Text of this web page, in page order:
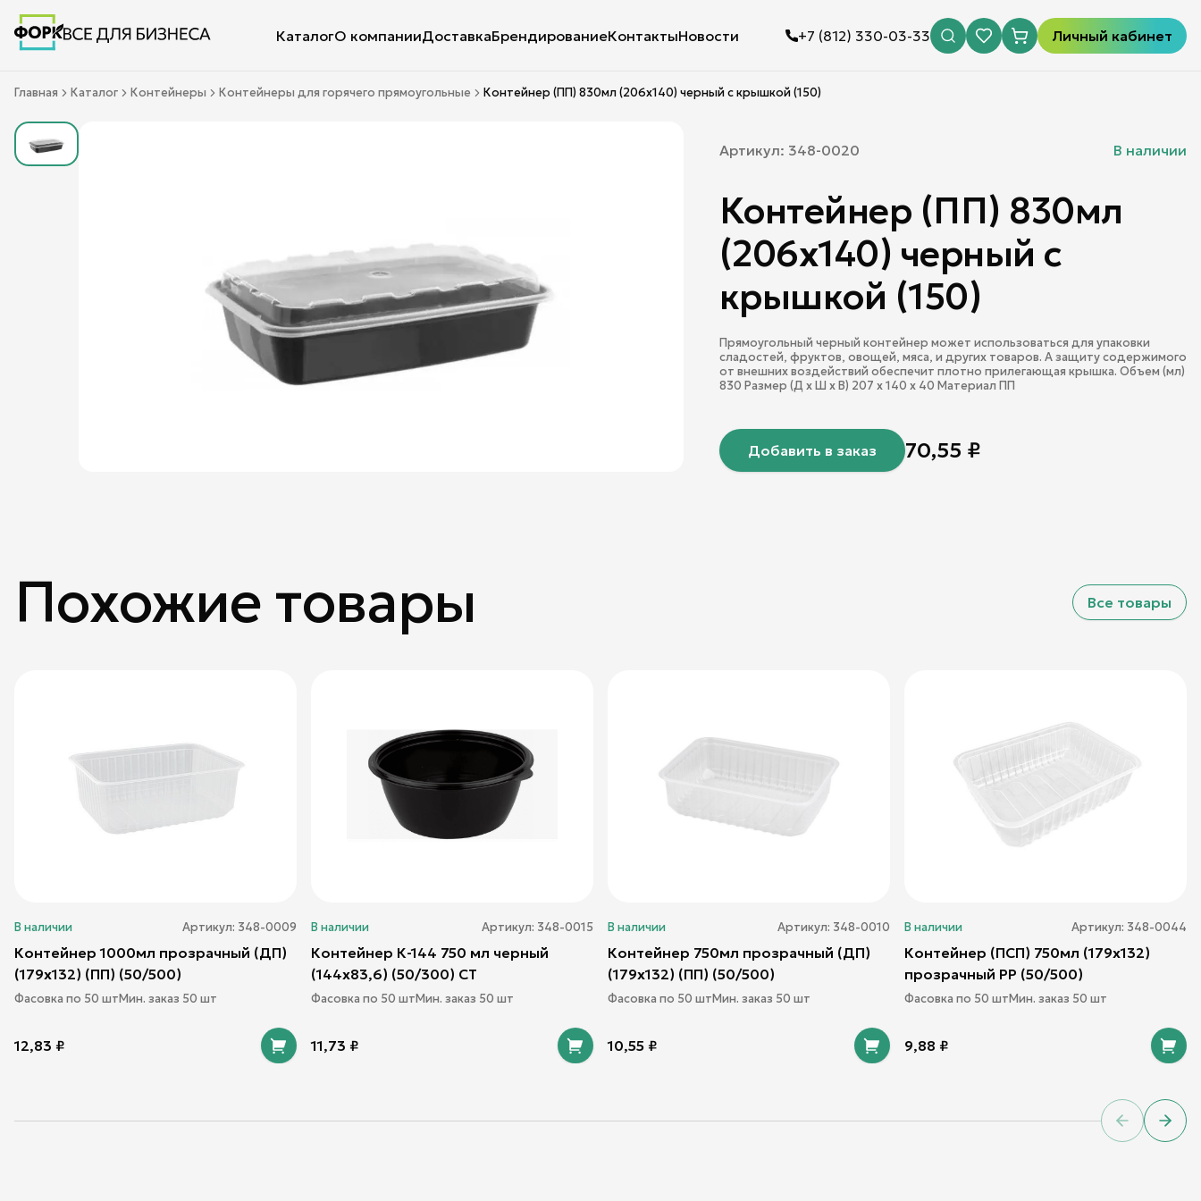
КаталогО компанииДоставкаБрендированиеКонтактыНовости +7 (812) 330-03-33 Личный кабинет
Главная Каталог Контейнеры Контейнеры для горячего прямоугольные Контейнер (ПП) 830мл (206х140) черный с крышкой (150)
Артикул: 348-0020 В наличии
Контейнер (ПП) 830мл
(206х140) черный с
крышкой (150)
Прямоугольный черный контейнер может использоваться для упаковки
сладостей, фруктов, овощей, мяса, и других товаров. А защиту содержимого
от внешних воздействий обеспечит плотно прилегающая крышка. Объем (мл)
830 Размер (Д х Ш х В) 207 x 140 x 40 Материал ПП
Добавить в заказ 70,55 ₽
Похожие товары Все товары
В наличии Артикул: 348-0009
Контейнер 1000мл прозрачный (ДП)
(179х132) (ПП) (50/500)
Фасовка по 50 штМин. заказ 50 шт
12,83 ₽
В наличии Артикул: 348-0015
Контейнер К-144 750 мл черный
(144х83,6) (50/300) СТ
Фасовка по 50 штМин. заказ 50 шт
11,73 ₽
В наличии Артикул: 348-0010
Контейнер 750мл прозрачный (ДП)
(179х132) (ПП) (50/500)
Фасовка по 50 штМин. заказ 50 шт
10,55 ₽
В наличии Артикул: 348-0044
Контейнер (ПСП) 750мл (179х132)
прозрачный PP (50/500)
Фасовка по 50 штМин. заказ 50 шт
9,88 ₽
Previous
Next